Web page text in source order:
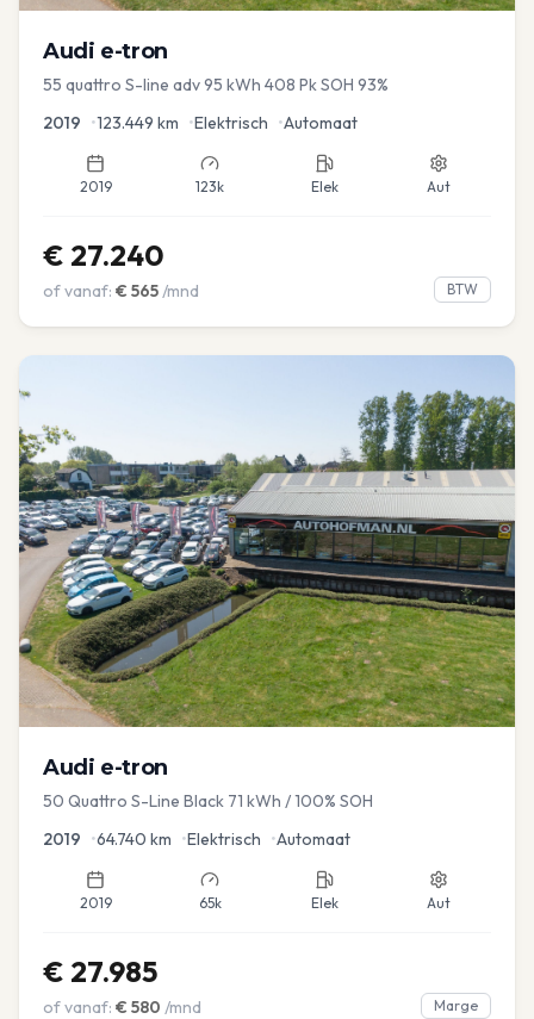
Audi e-tron
55 quattro S-line adv 95 kWh 408 Pk SOH 93%
2019 •123.449 km •Elektrisch •Automaat
2019 123k Elek Aut
€ 27.240
of vanaf: € 565/mnd BTW
Audi e-tron
50 Quattro S-Line Black 71 kWh / 100% SOH
2019 •64.740 km •Elektrisch •Automaat
2019 65k Elek Aut
€ 27.985
of vanaf: € 580 /mnd Marge